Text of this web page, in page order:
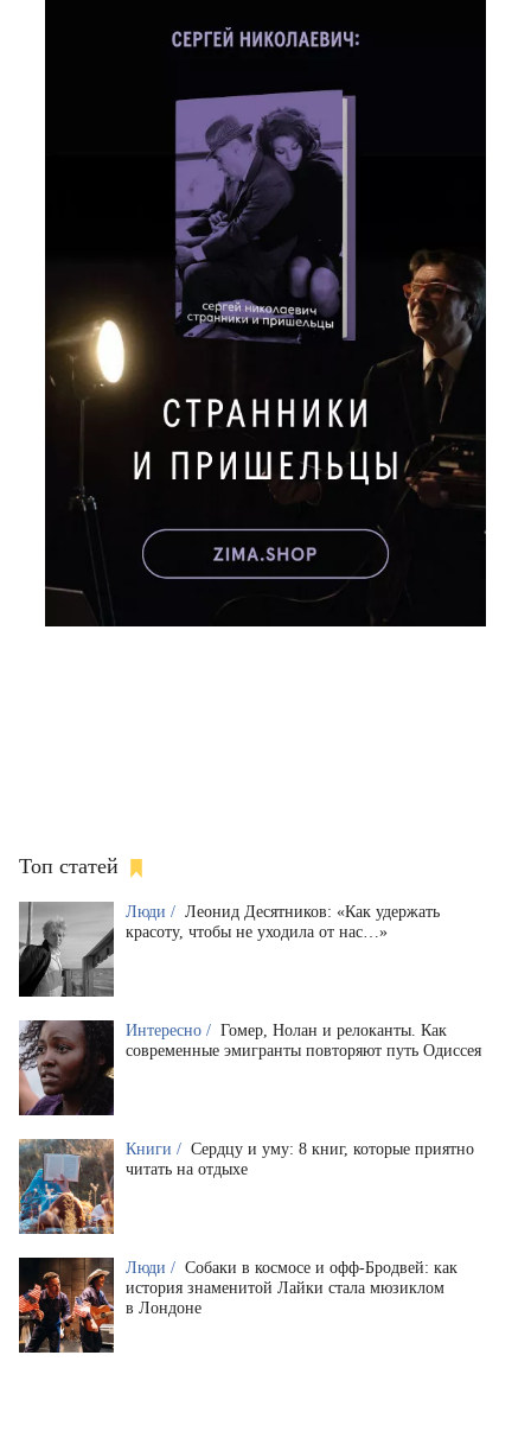
Топ статей
Люди / Леонид Десятников: «Как удержать
красоту, чтобы не уходила от нас…»
Интересно / Гомер, Нолан и релоканты. Как
современные эмигранты повторяют путь Одиссея
Книги / Сердцу и уму: 8 книг, которые приятно
читать на отдыхе
Люди / Собаки в космосе и офф-Бродвей: как
история знаменитой Лайки стала мюзиклом
в Лондоне